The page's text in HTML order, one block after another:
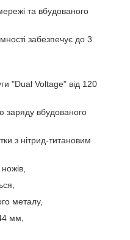
та вбудованого
забезпечує до 3
"Dual Voltage" від 120
заряду вбудованого
з нітрид-титановим
металу,
мм,